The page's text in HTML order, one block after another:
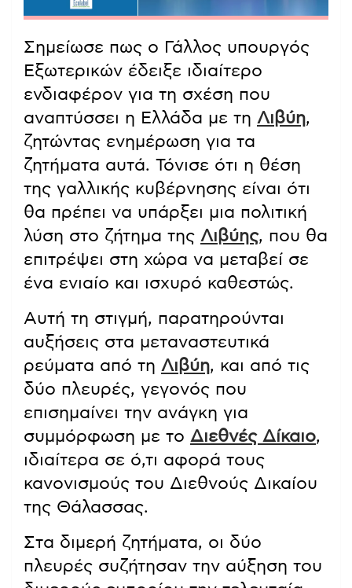
Σημείωσε πως ο Γάλλος υπουργός
Εξωτερικών έδειξε ιδιαίτερο
ενδιαφέρον για τη σχέση που
αναπτύσσει η Ελλάδα με τη Λιβύη,
ζητώντας ενημέρωση για τα
ζητήματα αυτά. Τόνισε ότι η θέση
της γαλλικής κυβέρνησης είναι ότι
θα πρέπει να υπάρξει μια πολιτική
λύση στο ζήτημα της Λιβύης, που θα
επιτρέψει στη χώρα να μεταβεί σε
ένα ενιαίο και ισχυρό καθεστώς.
Αυτή τη στιγμή, παρατηρούνται
αυξήσεις στα μεταναστευτικά
ρεύματα από τη Λιβύη, και από τις
δύο πλευρές, γεγονός που
επισημαίνει την ανάγκη για
συμμόρφωση με το Διεθνές Δίκαιο,
ιδιαίτερα σε ό,τι αφορά τους
κανονισμούς του Διεθνούς Δικαίου
της Θάλασσας.
Στα διμερή ζητήματα, οι δύο
πλευρές συζήτησαν την αύξηση του